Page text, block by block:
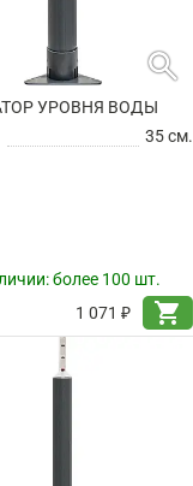
search
УРОВНЯ ВОДЫ
35 см.
более 100 шт.
1 071 ₽
shopping_cart